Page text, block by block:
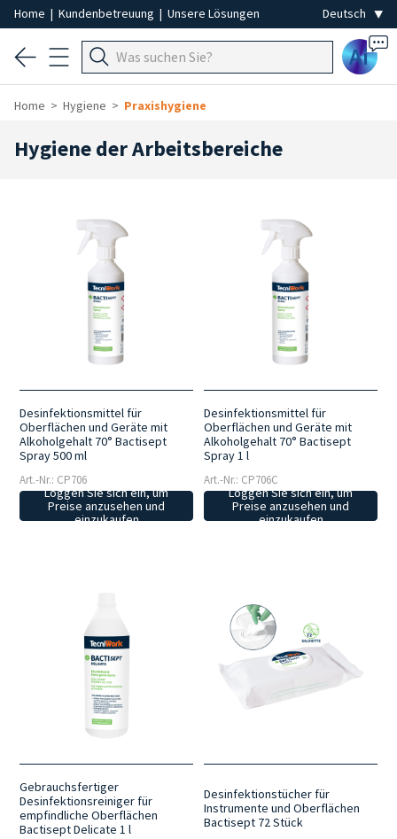
Home | Kundenbetreuung | Unsere Lösungen
Ai
Home Hygiene Praxishygiene
Hygiene der Arbeitsbereiche
Desinfektionsmittel für
Oberflächen und Geräte mit
Alkoholgehalt 70° Bactisept
Spray 500 ml
Art.-Nr.: CP706
Loggen Sie sich ein, um
Preise anzusehen und
einzukaufen
Desinfektionsmittel für
Oberflächen und Geräte mit
Alkoholgehalt 70° Bactisept
Spray 1 l
Art.-Nr.: CP706C
Loggen Sie sich ein, um
Preise anzusehen und
einzukaufen
Gebrauchsfertiger
Desinfektionsreiniger für
empfindliche Oberflächen
Bactisept Delicate 1 l
Desinfektionstücher für
Instrumente und Oberflächen
Bactisept 72 Stück